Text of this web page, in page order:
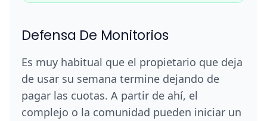
Defensa De Monitorios
Es muy habitual que el propietario que deja
de usar su semana termine dejando de
pagar las cuotas. A partir de ahí, el
complejo o la comunidad pueden iniciar un